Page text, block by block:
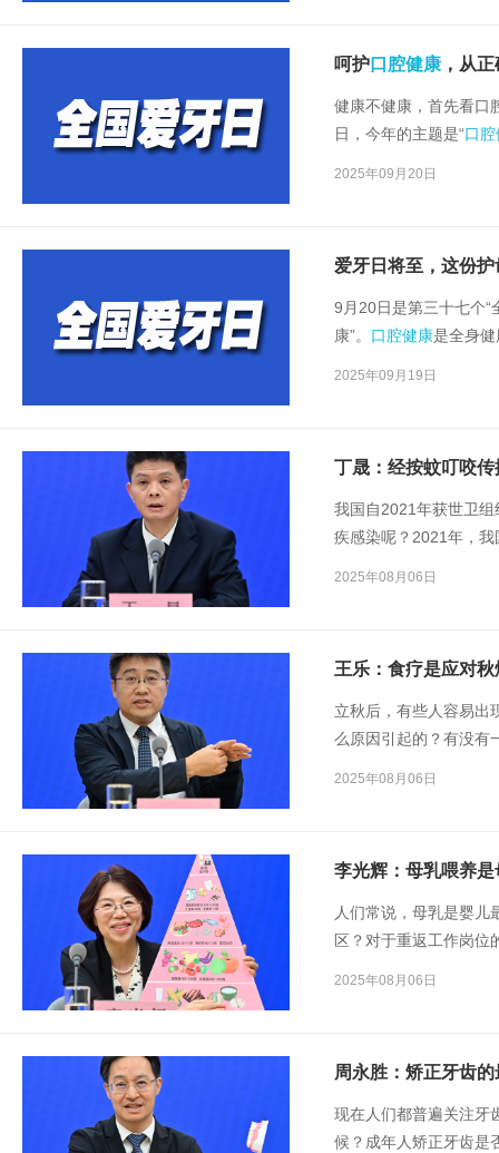
呵护口腔健康 ，从
健康不健康，首先看口
日，今年的主题是“口
2025年09月20日
爱牙日将至，这份
9月20日是第三十七个“
康”。 口腔健康是全身
2025年09月19日
丁晟：经按蚊叮咬
我国自2021年获世卫
疾感染呢？2021年，
2025年08月06日
王乐：食疗是应对
立秋后，有些人容易出
么原因引起的？有没有
2025年08月06日
李光辉：母乳喂养
人们常说，母乳是婴儿
区？对于重返工作岗位
2025年08月06日
周永胜：矫正牙齿
现在人们都普遍关注牙
候？成年人矫正牙齿是